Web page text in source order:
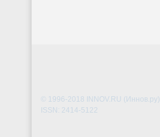
© 1996-2018 INNOV.RU (Иннов.ру)
ISSN: 2414-5122